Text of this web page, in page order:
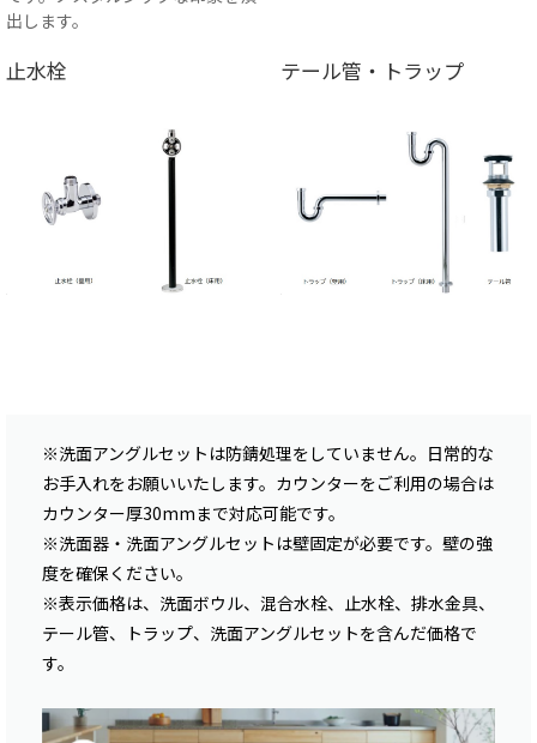
出します。
止水栓 テール管・トラップ
※洗面アングルセットは防錆処理をしていません。日常的な
お手入れをお願いいたします。カウンターをご利用の場合は
カウンター厚30mmまで対応可能です。
※洗面器・洗面アングルセットは壁固定が必要です。壁の強
度を確保ください。
※表示価格は、洗面ボウル、混合水栓、止水栓、排水金具、
テール管、トラップ、洗面アングルセットを含んだ価格で
す。